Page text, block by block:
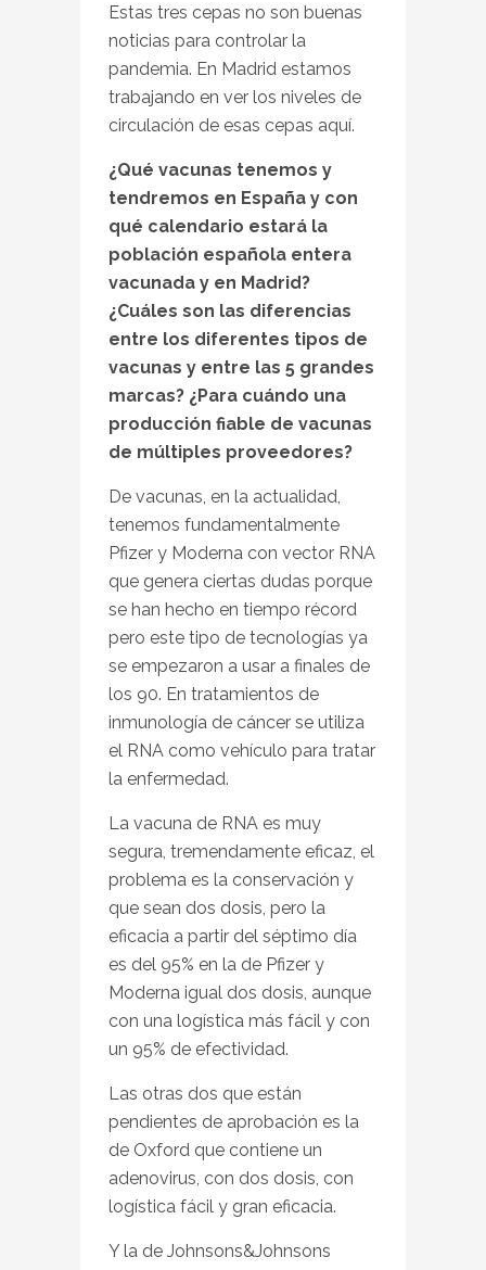
Estas tres cepas no son buenas
noticias para controlar la
pandemia. En Madrid estamos
trabajando en ver los niveles de
circulación de esas cepas aquí.
¿Qué vacunas tenemos y
tendremos en España y con
qué calendario estará la
población española entera
vacunada y en Madrid?
¿Cuáles son las diferencias
entre los diferentes tipos de
vacunas y entre las 5 grandes
marcas? ¿Para cuándo una
producción fiable de vacunas
de múltiples proveedores?
De vacunas, en la actualidad,
tenemos fundamentalmente
Pfizer y Moderna con vector RNA
que genera ciertas dudas porque
se han hecho en tiempo récord
pero este tipo de tecnologías ya
se empezaron a usar a finales de
los 90. En tratamientos de
inmunología de cáncer se utiliza
el RNA como vehículo para tratar
la enfermedad.
La vacuna de RNA es muy
segura, tremendamente eficaz, el
problema es la conservación y
que sean dos dosis, pero la
eficacia a partir del séptimo día
es del 95% en la de Pfizer y
Moderna igual dos dosis, aunque
con una logística más fácil y con
un 95% de efectividad.
Las otras dos que están
pendientes de aprobación es la
de Oxford que contiene un
adenovirus, con dos dosis, con
logística fácil y gran eficacia.
Y la de Johnsons&Johnsons